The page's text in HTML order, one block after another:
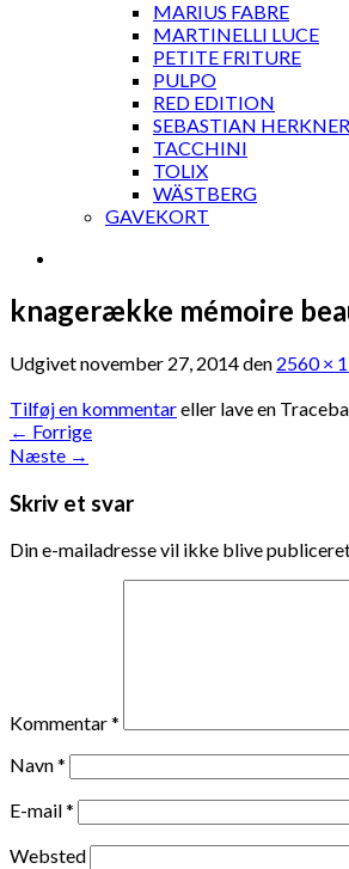
MARIUS FABRE
MARTINELLI LUCE
PETITE FRITURE
PULPO
RED EDITION
SEBASTIAN HERKNER
TACCHINI
TOLIX
WÄSTBERG
GAVEKORT
knagerække mémoire
Udgivetnovember 27, 2014den 2560 ×
Tilføj en kommentareller lave en
← Forrige
Næste →
Skriv et svar
Din e-mailadresse vil ikke blive
Kommentar*
Navn*
E-mail*
Websted